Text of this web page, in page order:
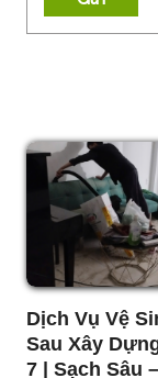
Dịch Vụ Vệ
Sau Xây
7 | Sạch Sâu –